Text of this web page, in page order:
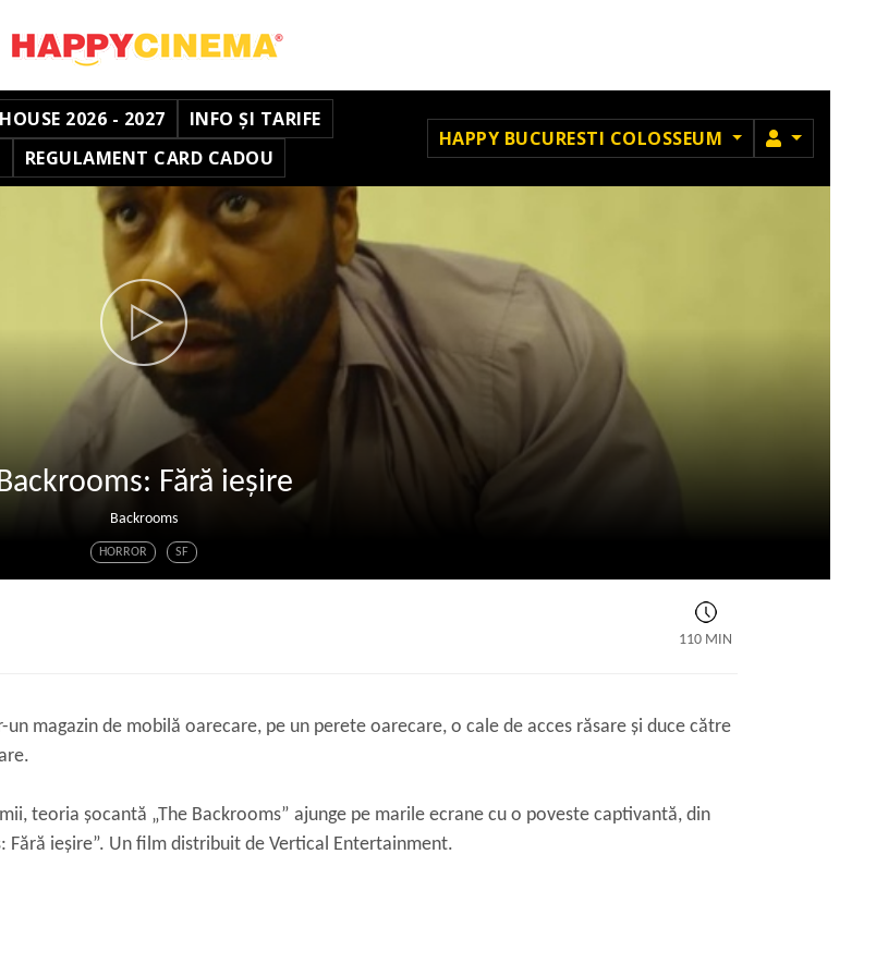
2026 - 2027
INFO ȘI TARIFE
REGULAMENT CARD CADOU
HAPPY BUCURESTI COLOSSEUM MEMBRU
Fără ieșire
Backrooms
HORROR SF
110 MIN
magazin de mobilă oarecare, pe un perete oarecare, o cale de acces răsare și duce către
teoria șocantă „The Backrooms” ajunge pe marile ecrane cu o poveste captivantă, din
Fără ieşire”. Un film distribuit de Vertical Entertainment.